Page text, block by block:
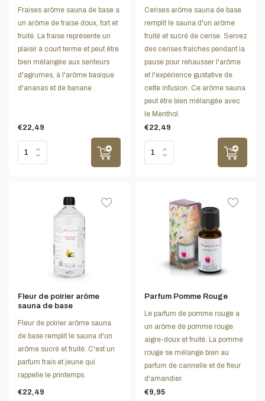
Fraises arôme sauna de base a
un arôme de fraise doux, fort et
fruité. La fraise représente un
plaisir à court terme et peut être
bien mélangée aux senteurs
d'agrumes, à l'arôme basique
d'ananas et de banane .
€22,49
Cerises arôme sauna de base
remplit le sauna d'un arôme
fruité et sucré de cerise. Servez
des cerises fraîches pendant la
pause pour rehausser l'arôme
et l'expérience gustative de
cette infusion. Ce arôme sauna
peut être bien mélangée avec
le Menthol.
€22,49
Fleur de poirier arôme
sauna de base
Fleur de poirier arôme sauna
de base remplit le sauna d'un
arôme sucré et fruité. C'est un
parfum frais et jeune qui
rappelle le printemps.
€22,49
Parfum Pomme Rouge
Le parfum de pomme rouge a
un arôme de pomme rouge
aigre-doux et fruité. La pomme
rouge se mélange bien au
parfum de cannelle et de fleur
d'amandier.
€9,95